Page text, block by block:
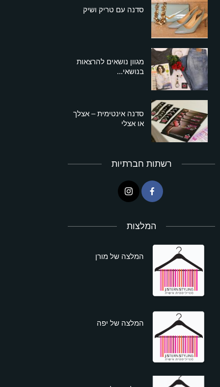
סדנה עם טריק ושיק
מגוון נושאים להרצאות
בנושאי...
סדנה אינטימית – אצלך
או אצלי
רשתות חברתיות
המלצות
המלצה של מורן
המלצה של יפה